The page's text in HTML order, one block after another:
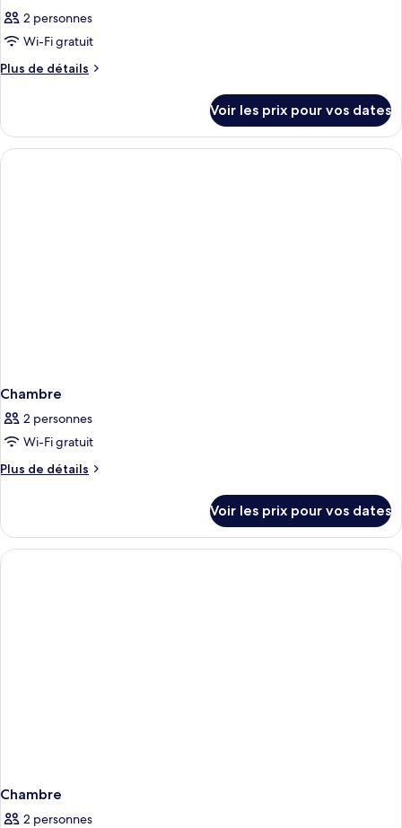
2 personnes
Wi-Fi gratuit
Plus de détails
Plus
le
type
de
Voir les prix pour vos dates
Chambre
2 personnes
Wi-Fi gratuit
Plus de détails
Plus
le
type
de
Voir les prix pour vos dates
Chambre
2 personnes